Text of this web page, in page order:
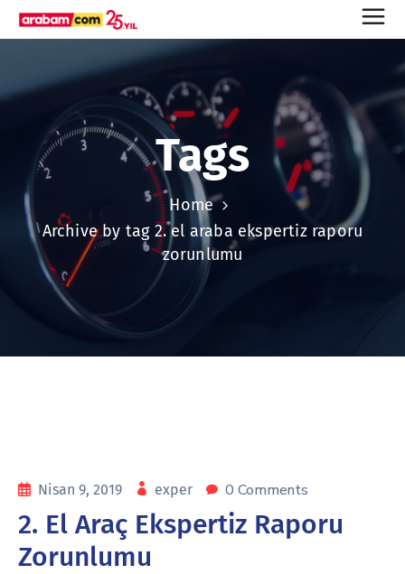
Tags
Home
Archive by tag 2. el araba ekspertiz raporu
zorunlumu
Nisan 9, 2019 exper 0 Comments
2. El Araç Ekspertiz Raporu
Zorunlumu